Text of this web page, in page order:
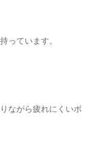
っています。
ながら疲れにくいボ